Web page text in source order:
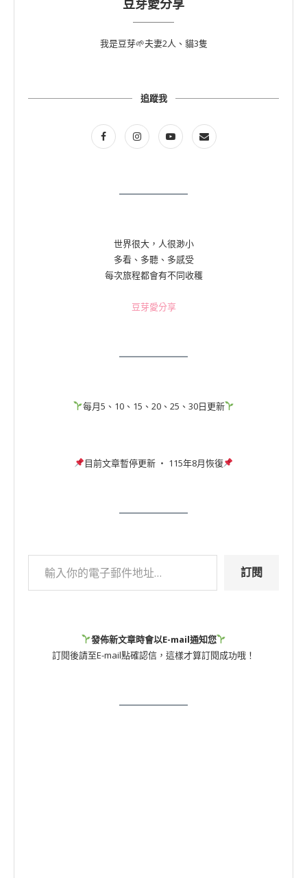
我是豆芽🌱夫妻2人、貓3隻
追蹤我
世界很大，人很渺小
多看、多聽、多感受
每次旅程都會有不同收穫
豆芽愛分享
每月5、10、15、20、25、30日更新
目前文章暫停更新 ‧ 115年8月恢復
訂閱
發佈新文章時會以E-mail通知您
訂閱後請至E-mail點確認信，這樣才算訂閱成功哦！